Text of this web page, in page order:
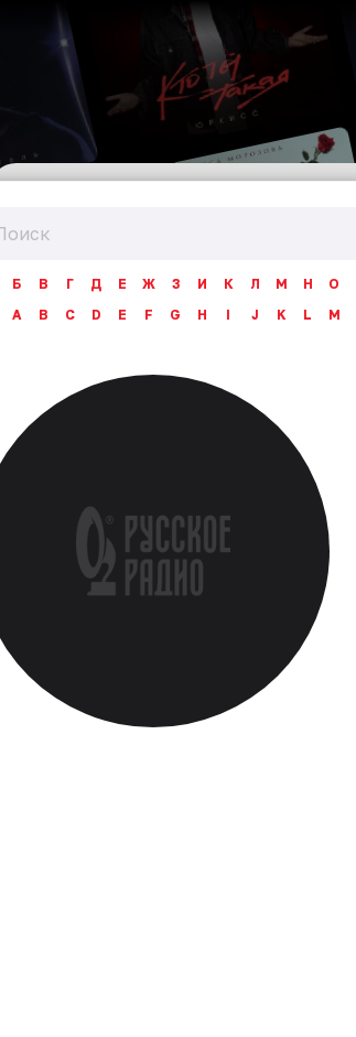
Б В Г Д Е Ж З И К Л М Н О
A B C D E F G H I J K L M